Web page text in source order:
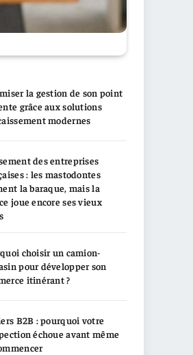
la gestion de son point
grâce aux solutions
modernes
des entreprises
: les mastodontes
la baraque, mais la
joue encore ses vieux
choisir un camion-
pour développer son
itinérant ?
B2B : pourquoi votre
échoue avant même